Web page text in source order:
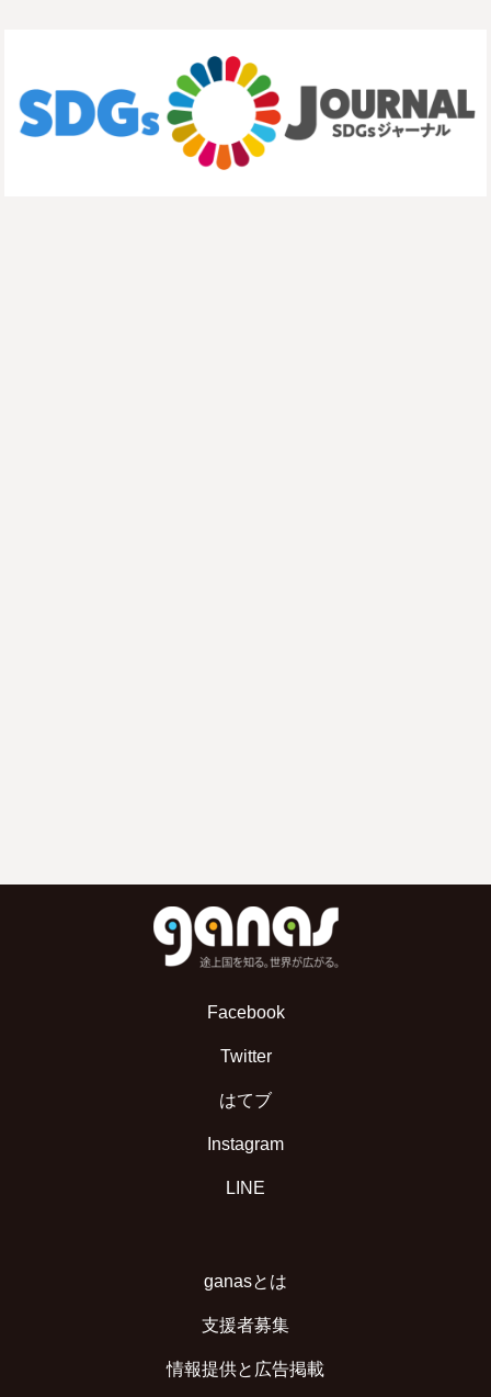
Facebook
Twitter
はてブ
Instagram
LINE
ganasとは
支援者募集
情報提供と広告掲載